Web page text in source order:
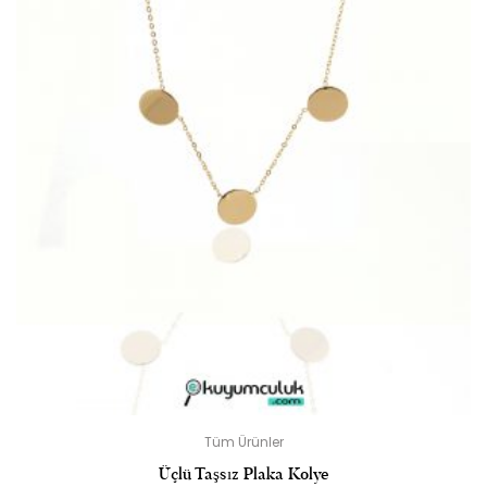
Tüm Ürünler
Üçlü Taşsız Plaka Kolye